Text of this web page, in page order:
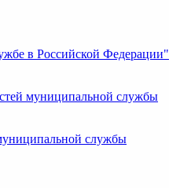
в Российской Федерации"
муниципальной службы
службы